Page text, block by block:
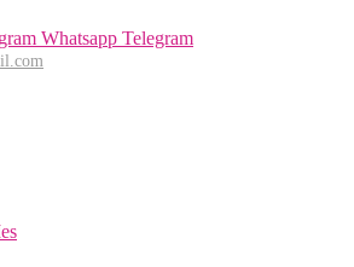
Whatsapp Telegram